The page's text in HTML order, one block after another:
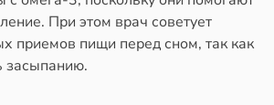
При этом врач советует
приемов пищи перед сном, так как
засыпанию.